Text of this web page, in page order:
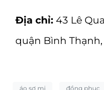
Địa chỉ: 43 Lê
quận Bình Thạnh,
áo sơ mi đồng phục